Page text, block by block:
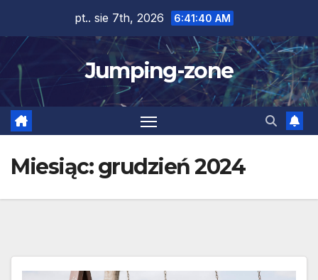
content
pt.. sie 7th, 2026 6:41:41 AM
Jumping-zone
Miesiąc:grudzień 2024